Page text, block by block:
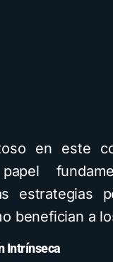
en este
estrategias
benefician a
Intrínseca